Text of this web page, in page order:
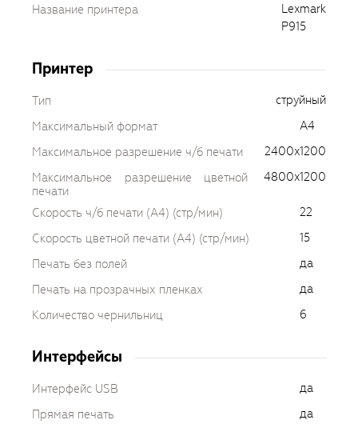
Название принтера
Lexmark
P915
Принтер
Тип
струйный
Максимальный формат
A4
Максимальное разрешение ч/б печати
2400x1200
Максимальное разрешение цветной
печати
4800x1200
Скорость ч/б печати (A4) (стр/мин)
22
Скорость цветной печати (A4) (стр/мин)
15
Печать без полей
да
Печать на прозрачных пленках
да
Количество чернильниц
6
Интерфейсы
Интерфейс USB
да
Прямая печать
да